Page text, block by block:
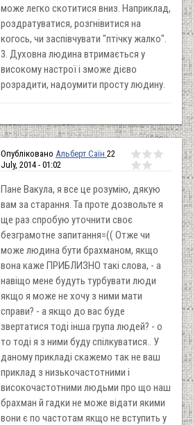
може легко скотитися вниз. Наприклад,
роздратуватися, розгнівитися на
когось, чи заспівчувати "птічку жалко".
3. Духовна людина втримається у
високому настрої і зможе дієво
розрадити, надоумити просту людину.
Опубліковано Альберт Саїн 22
July, 2014 - 01:02
Пане Вакула, я все це розумію, дякую
вам за старання. Та проте дозвольте я
ще раз спробую уточнити своє
безграмотне запитання=(( Отже чи
може людина бути брахманом, якщо
вона каже ПРИБЛИЗНО такі слова, - а
навіщо мене будуть турбувати люди
якщо я може не хочу з ними мати
справи? - а якщо до вас буде
звертатися тоді інша група людей? - о
то тоді я з ними буду спілкуватися.. У
даному прикладі скажемо так не ваш
приклад з низькочастотними і
високочастотними людьми про що наш
брахман й гадки не може відати якими
вони є по частотам якщо не вступить у